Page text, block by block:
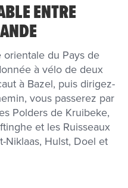
ENTRE
du Pays de
à vélo de deux
à Bazel, puis dirigez-
vous passerez par
Polders de Kruibeke,
et les Ruisseaux
Niklaas, Hulst, Doel et